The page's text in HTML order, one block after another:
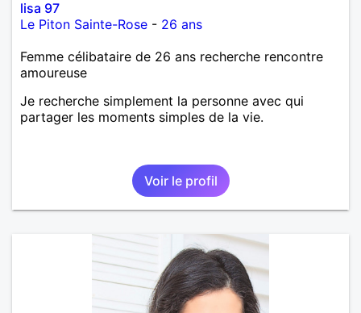
lisa 97
Le Piton Sainte-Rose - 26 ans
Femme célibataire de 26 ans recherche rencontre
amoureuse
Je recherche simplement la personne avec qui
partager les moments simples de la vie.
Voir le profil